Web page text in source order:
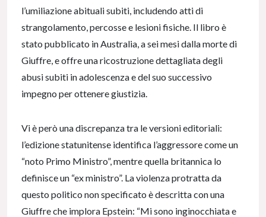
l’umiliazione abituali subiti, includendo atti di
strangolamento, percosse e lesioni fisiche. Il libro è
stato pubblicato in Australia, a sei mesi dalla morte di
Giuffre, e offre una ricostruzione dettagliata degli
abusi subiti in adolescenza e del suo successivo
impegno per ottenere giustizia.
Vi è però una discrepanza tra le versioni editoriali:
l’edizione statunitense identifica l’aggressore come un
“noto Primo Ministro”, mentre quella britannica lo
definisce un “ex ministro”. La violenza protratta da
questo politico non specificato è descritta con una
Giuffre che implora Epstein: “Mi sono inginocchiata e